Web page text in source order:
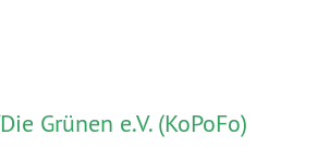
Grünen e.V. (KoPoFo)